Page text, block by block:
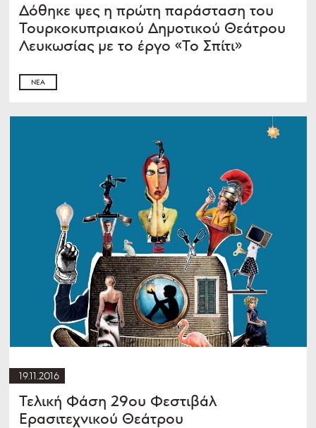
Δόθηκε ψες η πρώτη παράσταση του
Τουρκοκυπριακού Δημοτικού Θεάτρου
Λευκωσίας με το έργο «Το Σπίτι»
ΝΈΑ
19.11.2016
Τελική Φάση 29ου Φεστιβάλ
Ερασιτεχνικού Θεάτρου